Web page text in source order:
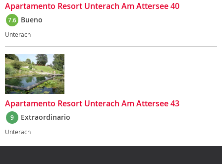
Apartamento Resort Unterach Am Attersee 40
7.6 Bueno
Unterach
Apartamento Resort Unterach Am Attersee 43
9 Extraordinario
Unterach